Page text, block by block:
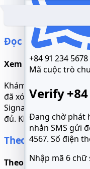
+84 91 234 5678
Mã cuộc trò
Verify +84
Đang chờ phát
nhắn SMS gửi
4567. Số điện
Nhập mã 6 chữ
Đọc tin nhắn
Xem mọi thứ, kể cả
Khám phá toàn bộ
đã xóa và nhóm
Signal được khôi
đủ. Không có gì bị ẩn
Theo dõi Signal
Theo dõi cập nhật